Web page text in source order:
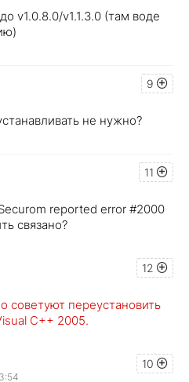
v1.0.8.0/v1.1.3.0 (там воде
9
не нужно?
11
reported error #2000
связано?
12
советуют переустановить
C++ 2005.
10